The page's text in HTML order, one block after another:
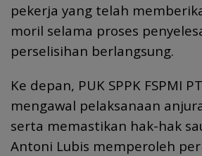
pekerja yang telah
moril selama proses
perselisihan berlangsung.
Ke depan, PUK SPPK FSPMI
mengawal pelaksanaan
serta memastikan hak-hak
Antoni Lubis memperoleh